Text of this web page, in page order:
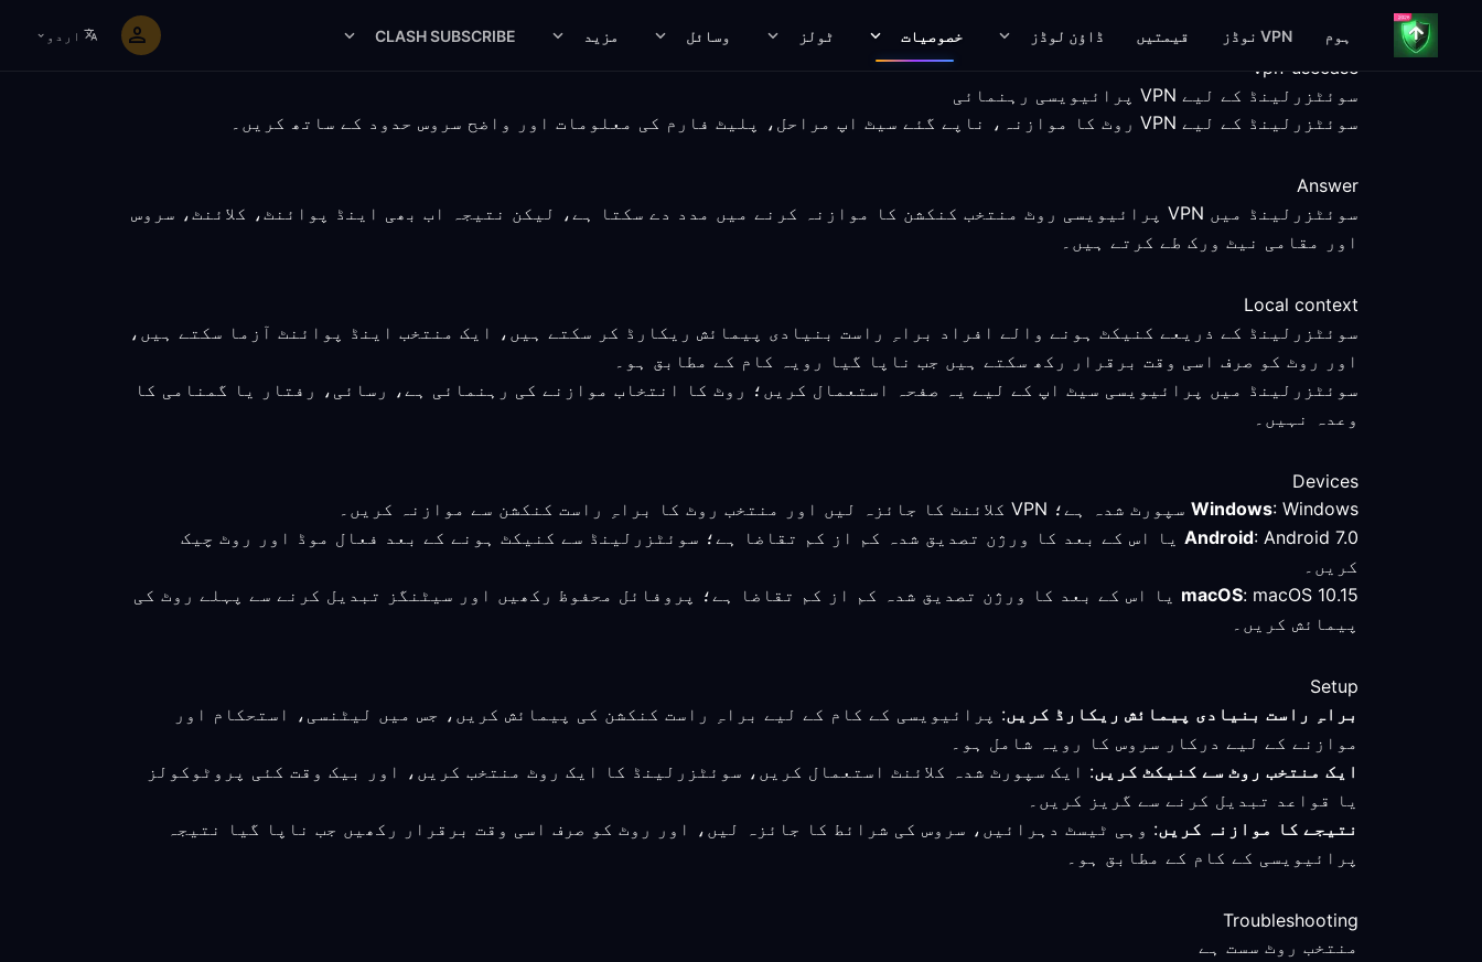
ہوم VPN نوڈز قیمتیں ڈاؤن لوڈز خصوصیات ٹولز وسائل مزید CLASH SUBSCRIBE اردو
vpn-usecase
سوئٹزرلینڈ کے لیے VPN پرائیویسی رہنمائی
سوئٹزرلینڈ کے لیے VPN روٹ کا موازنہ، ناپے گئے سیٹ اپ مراحل، پلیٹ فارم کی معلومات اور واضح سروس حدود کے ساتھ کریں۔
Answer
سوئٹزرلینڈ میں VPN پرائیویسی روٹ منتخب کنکشن کا موازنہ کرنے میں مدد دے سکتا ہے، لیکن نتیجہ اب بھی اینڈ پوائنٹ، کلائنٹ، سروس
اور مقامی نیٹ ورک طے کرتے ہیں۔
Local context
سوئٹزرلینڈ کے ذریعے کنیکٹ ہونے والے افراد براہِ راست بنیادی پیمائش ریکارڈ کر سکتے ہیں، ایک منتخب اینڈ پوائنٹ آزما سکتے ہیں،
اور روٹ کو صرف اسی وقت برقرار رکھ سکتے ہیں جب ناپا گیا رویہ کام کے مطابق ہو۔
سوئٹزرلینڈ میں پرائیویسی سیٹ اپ کے لیے یہ صفحہ استعمال کریں؛ روٹ کا انتخاب موازنے کی رہنمائی ہے، رسائی، رفتار یا گمنامی کا
وعدہ نہیں۔
Devices
Windows: Windows سپورٹ شدہ ہے؛ VPN کلائنٹ کا جائزہ لیں اور منتخب روٹ کا براہِ راست کنکشن سے موازنہ کریں۔
Android : Android 7.0 یا اس کے بعد کا ورژن تصدیق شدہ کم از کم تقاضا ہے؛ سوئٹزرلینڈ سے کنیکٹ ہونے کے بعد فعال موڈ اور روٹ چیک
کریں۔
macOS : macOS 10.15 یا اس کے بعد کا ورژن تصدیق شدہ کم از کم تقاضا ہے؛ پروفائل محفوظ رکھیں اور سیٹنگز تبدیل کرنے سے پہلے روٹ کی
پیمائش کریں۔
Setup
براہِ راست بنیادی پیمائش ریکارڈ کریں: پرائیویسی کے کام کے لیے براہِ راست کنکشن کی پیمائش کریں، جس میں لیٹنسی، استحکام اور
موازنے کے لیے درکار سروس کا رویہ شامل ہو۔
ایک منتخب روٹ سے کنیکٹ کریں: ایک سپورٹ شدہ کلائنٹ استعمال کریں، سوئٹزرلینڈ کا ایک روٹ منتخب کریں، اور بیک وقت کئی پروٹوکولز
یا قواعد تبدیل کرنے سے گریز کریں۔
نتیجے کا موازنہ کریں: وہی ٹیسٹ دہرائیں، سروس کی شرائط کا جائزہ لیں، اور روٹ کو صرف اسی وقت برقرار رکھیں جب ناپا گیا نتیجہ
پرائیویسی کے کام کے مطابق ہو۔
Troubleshooting
منتخب روٹ سست ہے